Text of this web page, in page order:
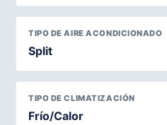
TIPO DE AIRE ACONDICIONADO
Split
TIPO DE CLIMATIZACIÓN
Frío/Calor